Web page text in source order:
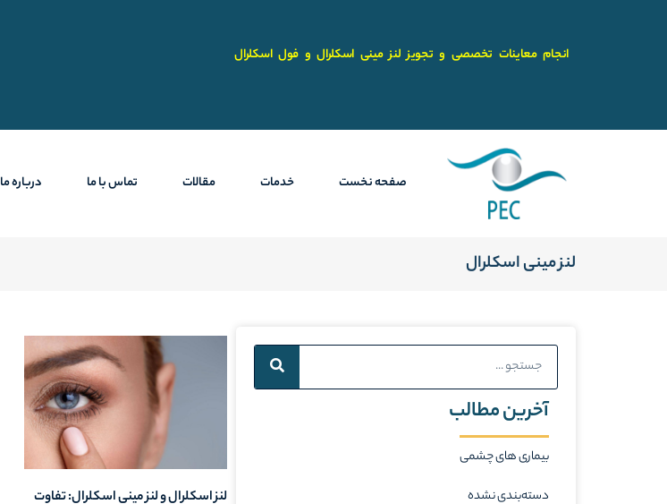
انجام معاینات تخصصی و تجویز لنز مینی اسکلرال و فول اسکلرال
صفحه نخست خدمات مقالات تماس با ما درباره ما
لنز مینی اسکلرال
Search
آخرین مطالب
بیماری های چشمی
دسته‌بندی نشده
لنز اسکلرال و لنز مینی اسکلرال: تفاوت